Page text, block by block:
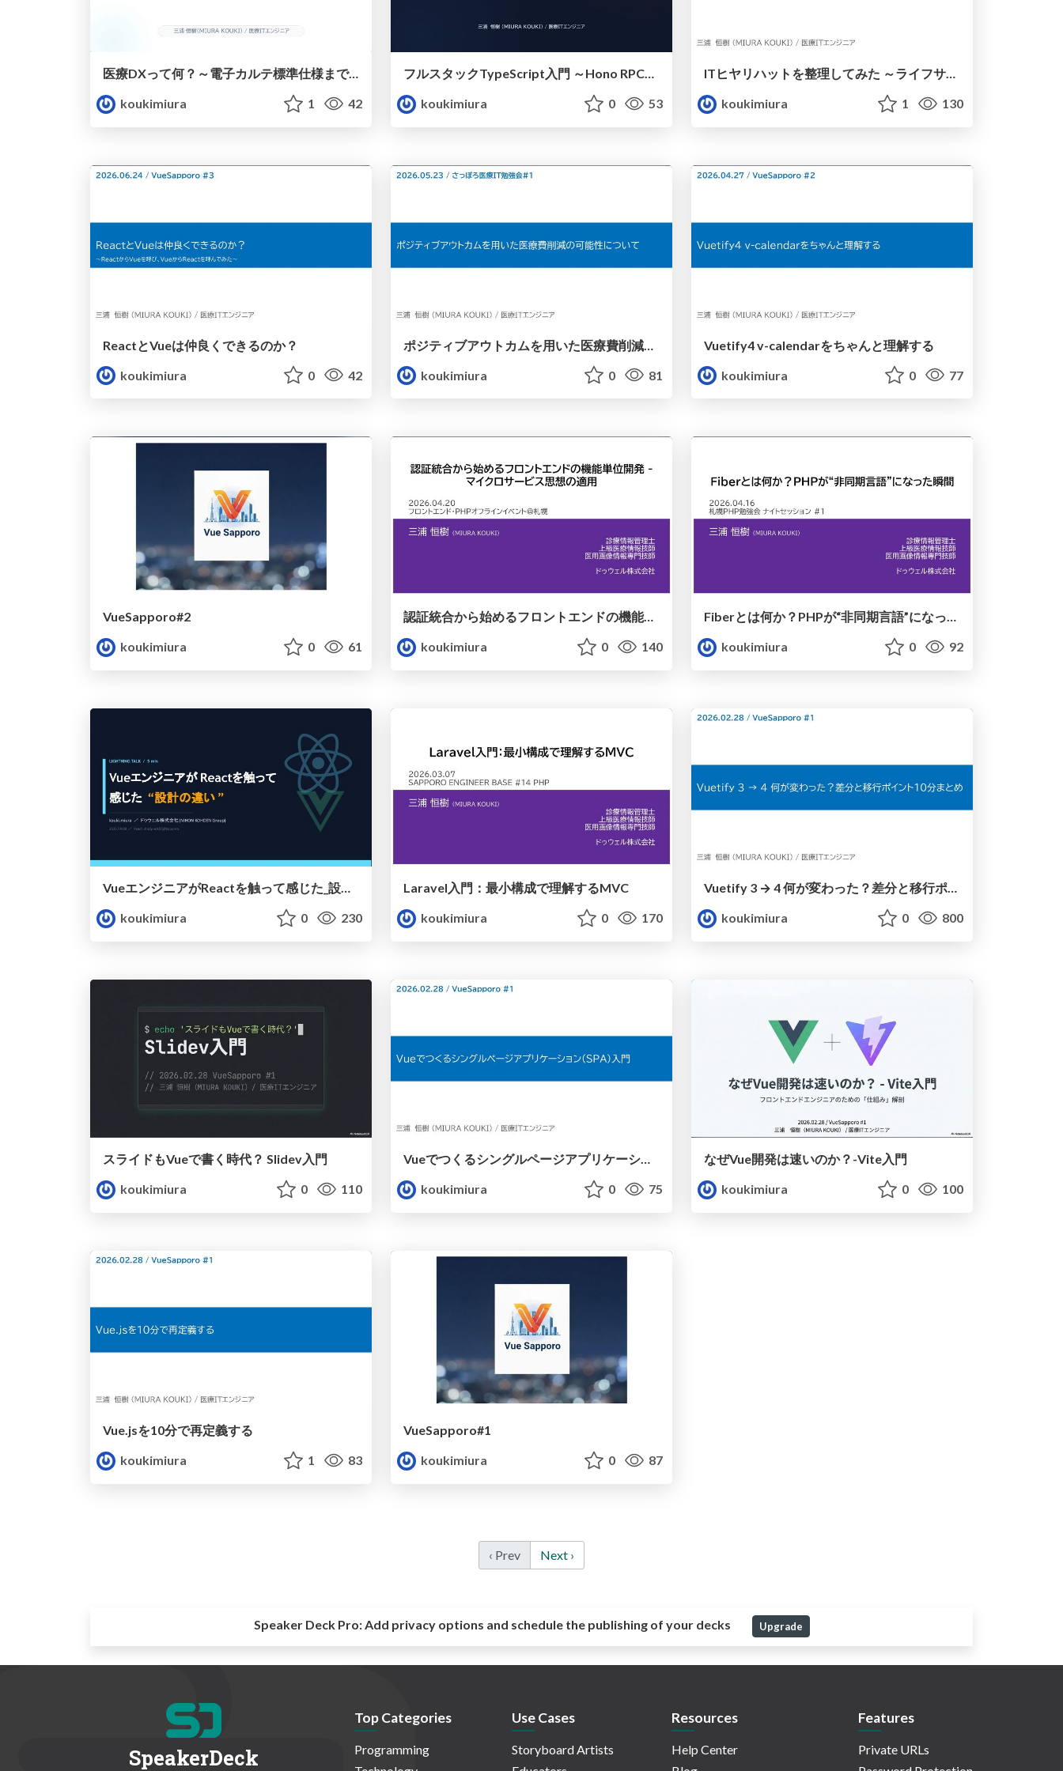
医療DXって何？～電子カルテ標準仕様まで10分で理解する～
koukimiura
1 42
フルスタックTypeScript入門 ～Hono RPCとZodで実現する型共有～
koukimiura
0 53
ITヒヤリハットを整理してみた ～ライフサイクルと原因から考える再発防止策～
koukimiura
1 130
ReactとVueは仲良くできるのか？
koukimiura
0 42
koukimiura
0 81
Vuetify4 v-calendarをちゃんと理解する
koukimiura
0 77
VueSapporo#2
koukimiura
0 61
認証統合から始めるフロントエンドの機能単位開発 — マイクロサービス思想の適用
koukimiura
0 140
koukimiura
0 92
VueエンジニアがReactを触って感じた_設計の違い
koukimiura
0 230
Laravel入門：最小構成で理解するMVC
koukimiura
0 170
Vuetify 3 → 4 何が変わった？差分と移行ポイント10分まとめ
koukimiura
0 800
スライドもVueで書く時代？ Slidev入門
koukimiura
0 110
Vueでつくるシングルページアプリケーション（SPA）入門
koukimiura
0 75
なぜVue開発は速いのか？-Vite入門
koukimiura
0 100
Vue.jsを10分で再定義する
koukimiura
1 83
VueSapporo#1
koukimiura
0 87
‹ Prev Next ›
Speaker Deck Pro:Add privacy options and schedule the publishing of your decks Upgrade
SpeakerDeck
Top Categories
Programming
Use Cases
Storyboard Artists
Resources
Help Center
Features
Private URLs